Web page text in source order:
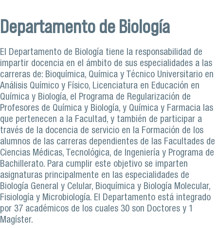
Departamento de Biología
El Departamento de Biología tiene la responsabilidad de
impartir docencia en el ámbito de sus especialidades a las
carreras de: Bioquímica, Química y Técnico Universitario en
Análisis Químico y Físico, Licenciatura en Educación en
Química y Biología, el Programa de Regularización de
Profesores de Química y Biología, y Química y Farmacia las
que pertenecen a la Facultad, y también de participar a
través de la docencia de servicio en la Formación de los
alumnos de las carreras dependientes de las Facultades de
Ciencias Médicas, Tecnológica, de Ingeniería y Programa de
Bachillerato. Para cumplir este objetivo se imparten
asignaturas principalmente en las especialidades de
Biología General y Celular, Bioquímica y Biología Molecular,
Fisiología y Microbiología. El Departamento está integrado
por 37 académicos de los cuales 30 son Doctores y 1
Magíster.